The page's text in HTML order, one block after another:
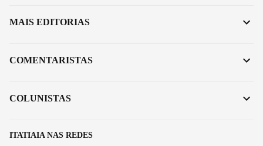
ITATIAIA NAS REDES
MAIS EDITORIAS
COMENTARISTAS
COLUNISTAS